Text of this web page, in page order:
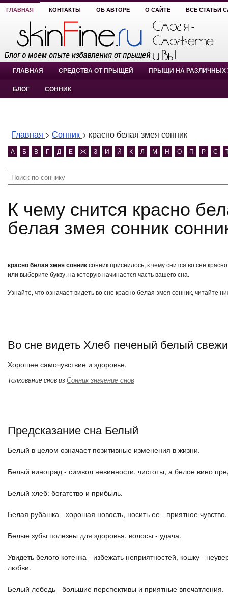
ГЛАВНАЯ КОНТАКТЫ ОБ АВТОРЕ О САЙТЕ ВСЕ СТАТЬИ
ГЛАВНАЯ СРЕДСТВА ОТ ПРЫЩЕЙ ПРЫЩИ НА РАЗЛИЧНЫХ
БЛОГ СОННИК
Главная > Сонник > красно белая змея сонник
А Б В Г Д Е Ж З И Й К Л М Н О П Р С
К чему снится красно белая змея сонник? красно
белая змея сонник
красно белая змея сонниксонник приснилось, к чему снится во сне
или выберите букву, на которую начинается часть вашего сна.
Узнайте, что означает видеть во сне красно белая змея сонник, читайте
Во сне видеть Хлеб печеный белый
Хорошее самочувствие и здоровье.
Толкование снов изСонник значение снов
Предсказание сна Белый
Белый в целом означает позитивные изменения в жизни.
Белый виноград - символ невинности, чистоты, а белое вино
Белый хлеб: богатство и прибыль.
Белая рубашка - хорошая новость, носить ее - приятное чувство.
Белые зубы полезны для здоровья, волосы - удача.
Увидеть белого котенка - избежать неприятностей, кошку -
любви.
Белый лебедь - большие перспективы и приятные впечатления.